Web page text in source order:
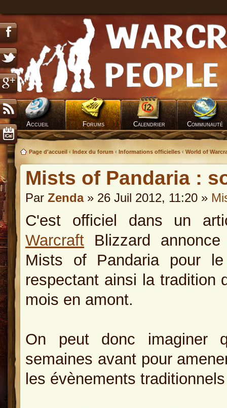
Accueil Forums Calendrier Communauté
Page d'accueil ‹ Index du forum ‹ Informations officielles ‹ World of
Mists of Pandaria :
Par Zenda» 26 Juil 2012, 11:20 »
C'est officiel dans un
Warcraft Blizzard
Mists of Pandaria pour
respectant ainsi la tradition
mois en amont.
On peut donc imaginer
semaines avant pour
les évènements